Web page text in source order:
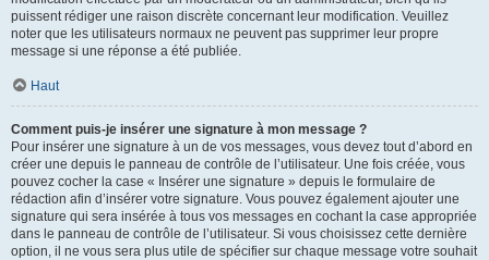
puissent rédiger une raison discrète concernant leur modification. Veuillez
noter que les utilisateurs normaux ne peuvent pas supprimer leur propre
message si une réponse a été publiée.
Haut
Comment puis-je insérer une signature à mon message ?
Pour insérer une signature à un de vos messages, vous devez tout d’abord en
créer une depuis le panneau de contrôle de l’utilisateur. Une fois créée, vous
pouvez cocher la case « Insérer une signature » depuis le formulaire de
rédaction afin d’insérer votre signature. Vous pouvez également ajouter une
signature qui sera insérée à tous vos messages en cochant la case appropriée
dans le panneau de contrôle de l’utilisateur. Si vous choisissez cette dernière
option, il ne vous sera plus utile de spécifier sur chaque message votre souhait